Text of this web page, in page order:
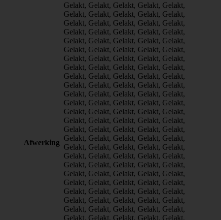
Afwerking
Gelakt, Gelakt, Gelakt, Gelakt, Gelakt,
Gelakt, Gelakt, Gelakt, Gelakt, Gelakt,
Gelakt, Gelakt, Gelakt, Gelakt, Gelakt,
Gelakt, Gelakt, Gelakt, Gelakt, Gelakt,
Gelakt, Gelakt, Gelakt, Gelakt, Gelakt,
Gelakt, Gelakt, Gelakt, Gelakt, Gelakt,
Gelakt, Gelakt, Gelakt, Gelakt, Gelakt,
Gelakt, Gelakt, Gelakt, Gelakt, Gelakt,
Gelakt, Gelakt, Gelakt, Gelakt, Gelakt,
Gelakt, Gelakt, Gelakt, Gelakt, Gelakt,
Gelakt, Gelakt, Gelakt, Gelakt, Gelakt,
Gelakt, Gelakt, Gelakt, Gelakt, Gelakt,
Gelakt, Gelakt, Gelakt, Gelakt, Gelakt,
Gelakt, Gelakt, Gelakt, Gelakt, Gelakt,
Gelakt, Gelakt, Gelakt, Gelakt, Gelakt,
Gelakt, Gelakt, Gelakt, Gelakt, Gelakt,
Gelakt, Gelakt, Gelakt, Gelakt, Gelakt,
Gelakt, Gelakt, Gelakt, Gelakt, Gelakt,
Gelakt, Gelakt, Gelakt, Gelakt, Gelakt,
Gelakt, Gelakt, Gelakt, Gelakt, Gelakt,
Gelakt, Gelakt, Gelakt, Gelakt, Gelakt,
Gelakt, Gelakt, Gelakt, Gelakt, Gelakt,
Gelakt, Gelakt, Gelakt, Gelakt, Gelakt,
Gelakt, Gelakt, Gelakt, Gelakt, Gelakt,
Gelakt, Gelakt, Gelakt, Gelakt, Gelakt,